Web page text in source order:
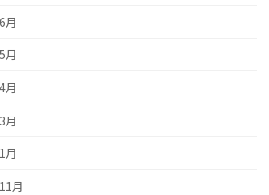
月
月
月
月
月
月